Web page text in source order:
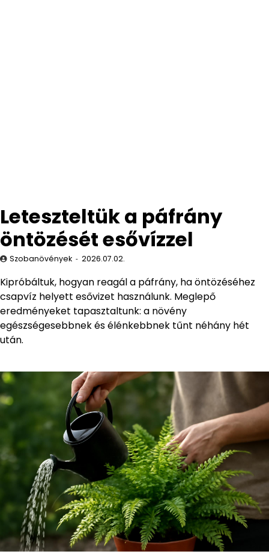
Leteszteltük a páfrány
öntözését esővízzel
Szobanövények 2026.07.02.
Kipróbáltuk, hogyan reagál a páfrány, ha öntözéséhez
csapvíz helyett esővizet használunk. Meglepő
eredményeket tapasztaltunk: a növény
egészségesebbnek és élénkebbnek tűnt néhány hét
után.